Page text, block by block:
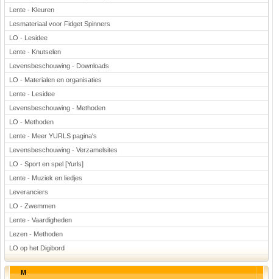
Lente - Kleuren
Lesmateriaal voor Fidget Spinners
LO - Lesidee
Lente - Knutselen
Levensbeschouwing - Downloads
LO - Materialen en organisaties
Lente - Lesidee
Levensbeschouwing - Methoden
LO - Methoden
Lente - Meer YURLS pagina's
Levensbeschouwing - Verzamelsites
LO - Sport en spel [Yurls]
Lente - Muziek en liedjes
Leveranciers
LO - Zwemmen
Lente - Vaardigheden
Lezen - Methoden
LO op het Digibord
M